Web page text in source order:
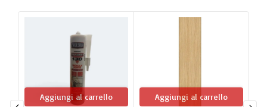
Aggiungi al carrello Aggiungi al carrello